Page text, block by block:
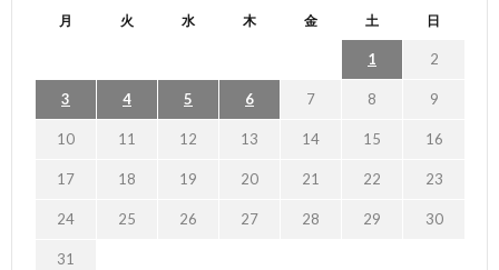
月 火 水 木 金 土 日
1 2
3 4 5 6 7 8 9
10 11 12 13 14 15 16
17 18 19 20 21 22 23
24 25 26 27 28 29 30
31